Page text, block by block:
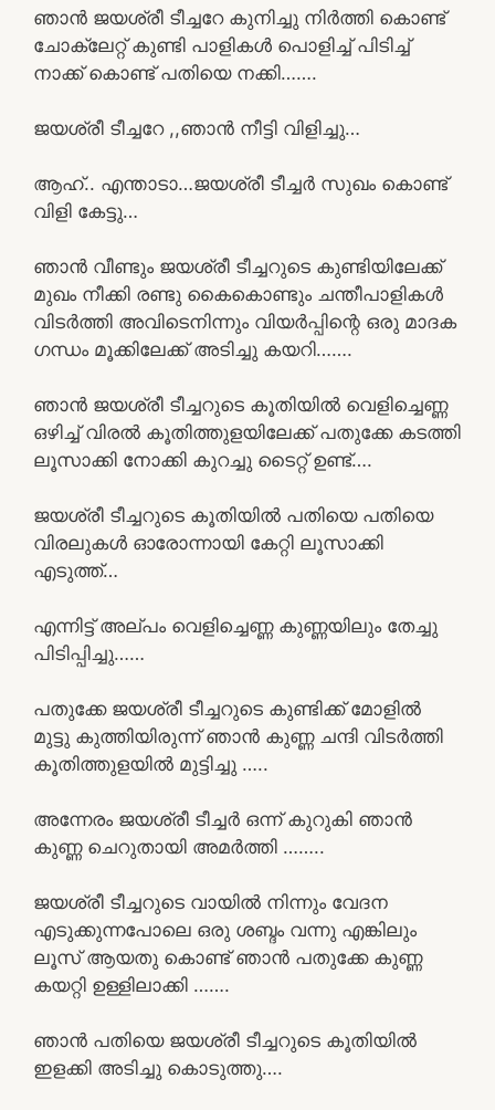
ഞാൻ ജയശ്രീ ടീച്ചറേ കുനിച്ചു നിർത്തി കൊണ്ട്
ചോക്ലേറ്റ് കുണ്ടി പാളികൾ പൊളിച്ച് പിടിച്ച്
നാക്ക് കൊണ്ട് പതിയെ നക്കി…….
ജയശ്രീ ടീച്ചറേ ,,ഞാൻ നീട്ടി വിളിച്ചു…
ആഹ്.. എന്താടാ…ജയശ്രീ ടീച്ചർ സുഖം കൊണ്ട്
വിളി കേട്ടു…
ഞാൻ വീണ്ടും ജയശ്രീ ടീച്ചറുടെ കുണ്ടിയിലേക്ക്
മുഖം നീക്കി രണ്ടു കൈകൊണ്ടും ചന്തീപാളികൾ
വിടർത്തി അവിടെനിന്നും വിയർപ്പിന്റെ ഒരു മാദക
ഗന്ധം മൂക്കിലേക്ക് അടിച്ചു കയറി…….
ഞാൻ ജയശ്രീ ടീച്ചറുടെ കൂതിയിൽ വെളിച്ചെണ്ണ
ഒഴിച്ച് വിരൽ കൂതിത്തുളയിലേക്ക് പതുക്കേ കടത്തി
ലൂസാക്കി നോക്കി കുറച്ചു ടൈറ്റ് ഉണ്ട്….
ജയശ്രീ ടീച്ചറുടെ കൂതിയിൽ പതിയെ പതിയെ
വിരലുകൾ ഓരോന്നായി കേറ്റി ലൂസാക്കി
എടുത്ത്…
എന്നിട്ട് അല്പം വെളിച്ചെണ്ണ കുണ്ണയിലും തേച്ചു
പിടിപ്പിച്ചു……
പതുക്കേ ജയശ്രീ ടീച്ചറുടെ കുണ്ടിക്ക് മോളിൽ
മുട്ടു കുത്തിയിരുന്ന് ഞാൻ കുണ്ണ ചന്ദി വിടർത്തി
കൂതിത്തുളയിൽ മുട്ടിച്ചു …..
അന്നേരം ജയശ്രീ ടീച്ചർ ഒന്ന് കുറുകി ഞാൻ
കുണ്ണ ചെറുതായി അമർത്തി ……..
ജയശ്രീ ടീച്ചറുടെ വായിൽ നിന്നും വേദന
എടുക്കുന്നപോലെ ഒരു ശബ്ദം വന്നു എങ്കിലും
ലൂസ് ആയതു കൊണ്ട് ഞാൻ പതുക്കേ കുണ്ണ
കയറ്റി ഉള്ളിലാക്കി …….
ഞാൻ പതിയെ ജയശ്രീ ടീച്ചറുടെ കൂതിയിൽ
ഇളക്കി അടിച്ചു കൊടുത്തു….